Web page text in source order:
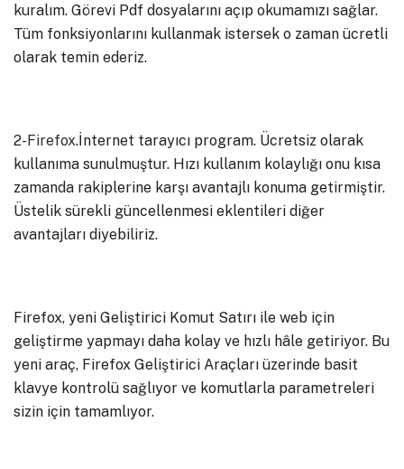
kuralım. Görevi Pdf dosyalarını açıp okumamızı sağlar.
Tüm fonksiyonlarını kullanmak istersek o zaman ücretli
olarak temin ederiz.
2-Firefox.İnternet tarayıcı program. Ücretsiz olarak
kullanıma sunulmuştur. Hızı kullanım kolaylığı onu kısa
zamanda rakiplerine karşı avantajlı konuma getirmiştir.
Üstelik sürekli güncellenmesi eklentileri diğer
avantajları diyebiliriz.
Firefox, yeni Geliştirici Komut Satırı ile web için
geliştirme yapmayı daha kolay ve hızlı hâle getiriyor. Bu
yeni araç, Firefox Geliştirici Araçları üzerinde basit
klavye kontrolü sağlıyor ve komutlarla parametreleri
sizin için tamamlıyor.